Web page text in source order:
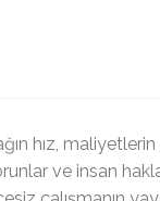
hız,
ve insan